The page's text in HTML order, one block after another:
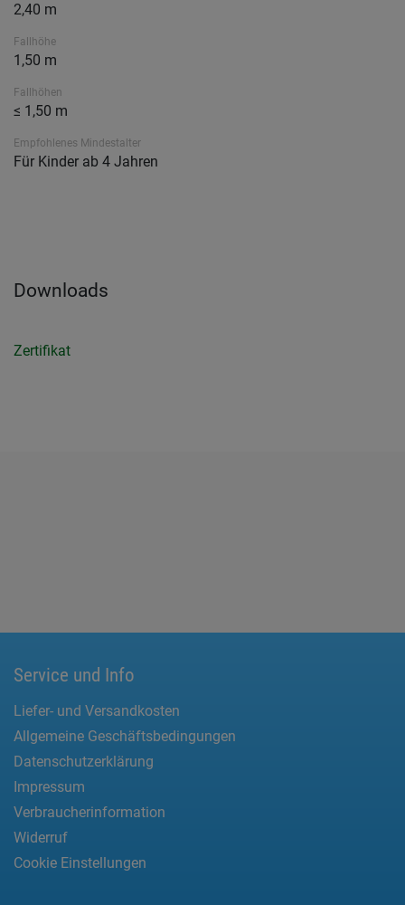
2,40 m
Fallhöhe
1,50 m
Fallhöhen
≤ 1,50 m
Empfohlenes Mindestalter
Für Kinder ab 4 Jahren
Downloads
Zertifikat
Service und Info
Liefer- und Versandkosten
Allgemeine Geschäftsbedingungen
Datenschutzerklärung
Impressum
Verbraucherinformation
Widerruf
Cookie Einstellungen